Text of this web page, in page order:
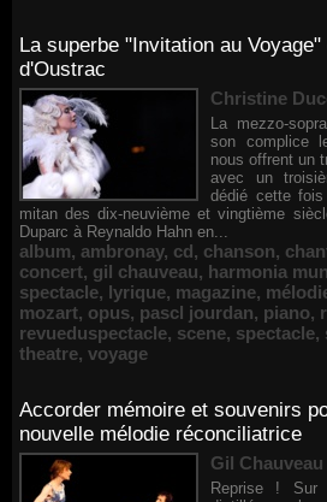
La superbe "Invitation au
d'Oustrac
Christine
La mezzo-
son complice
nous offrent un
avec un
dédié cette
mitan des dix-neuvième et vingtième
Duparc à Reynaldo Hahn en...
album, ambronay, cd, chanson,
concert, gil chauveau, harmonia
spectacle, lyrique, magazine,
mozart, opus, pascl jourdan, piano,
revueduspectacle, scene, spectacle,
theatre, voyage
Accorder mémoire et souvenirs
nouvelle mélodie réconciliatrice
Gil Chauveau
Reprise !